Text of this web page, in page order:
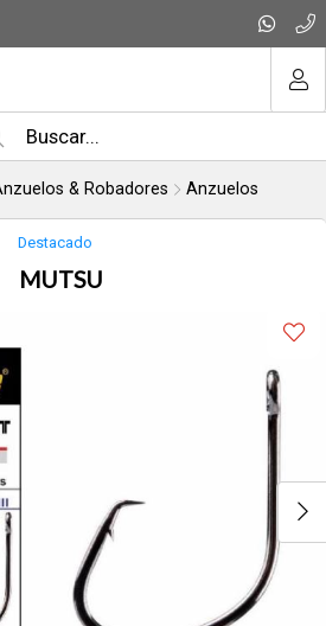
& Robadores Anzuelos
Destacado
MUTSU